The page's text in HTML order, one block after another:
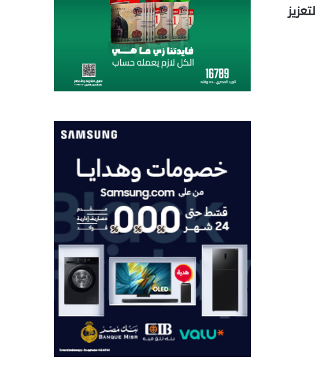
«الاتصالات» تطلق برنامج IT Invest لتعزيز